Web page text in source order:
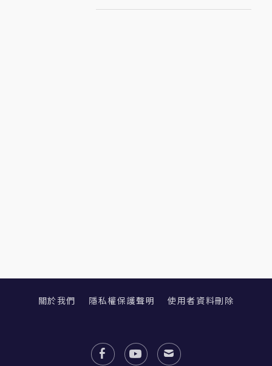
關於我們 隱私權保護聲明 使用者資料刪除